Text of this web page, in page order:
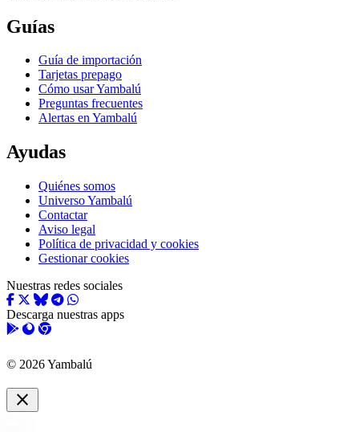
Guías
Guía de importación
Tarjetas prepago
Cómo usar Yambalú
Preguntas frecuentes
Alertas en Yambalú
Ayudas
Quiénes somos
Universo Yambalú
Contactar
Aviso legal
Política de privacidad y cookies
Gestionar cookies
Nuestras redes sociales
Descarga nuestras apps
© 2026 Yambalú
close